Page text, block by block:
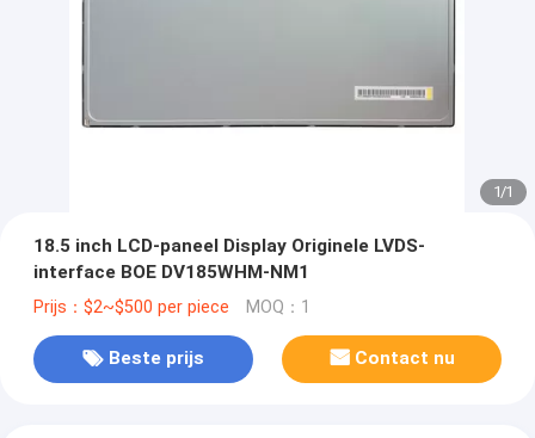
1/1
18.5 inch LCD-paneel Display Originele LVDS-
interface BOE DV185WHM-NM1
Prijs：$2~$500 per piece MOQ：1
Beste prijs Contact nu